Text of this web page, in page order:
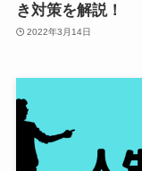
き対策を解説！
2022年3月14日